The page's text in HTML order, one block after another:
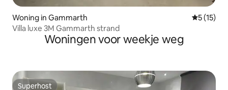
Woning in Gammarth
5 (15)
Villa luxe 3M Gammarth strand
Woningen voor weekje weg
Superhost